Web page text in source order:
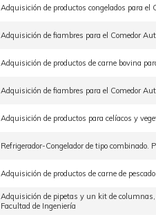
Adquisición de productos congelados para
Adquisición de fiambres para el Comedor
Adquisición de productos de carne bovina
Adquisición de fiambres para el Comedor
Adquisición de productos para celíacos y
Refrigerador-Congelador de tipo
Adquisición de productos de carne de
Adquisición de pipetas y un kit de
Facultad de Ingeniería